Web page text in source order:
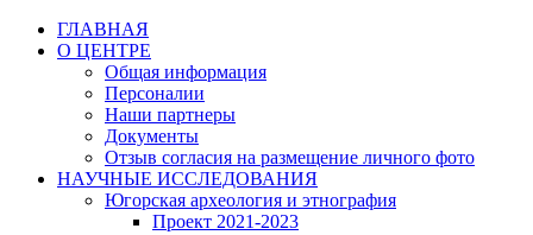
Перейти
содержимому
ГЛАВНАЯ
О ЦЕНТРЕ
Общая информация
Персоналии
Наши партнеры
Документы
Отзыв согласия на размещение личного фото
НАУЧНЫЕ ИССЛЕДОВАНИЯ
Югорская археология и этнография
Проект 2021-2023